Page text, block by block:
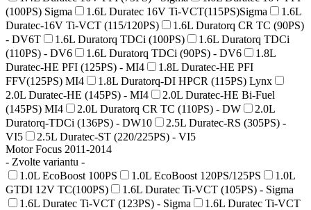
(100PS) Sigma
1.6L Duratec 16V Ti-VCT(115PS)Sigma
1.6L
Duratec-16V Ti-VCT (115/120PS)
1.6L Duratorq CR TC (90PS)
- DV6T
1.6L Duratorq TDCi (100PS)
1.6L Duratorq TDCi
(110PS) - DV6
1.6L Duratorq TDCi (90PS) - DV6
1.8L
Duratec-HE PFI (125PS) - MI4
1.8L Duratec-HE PFI
FFV(125PS) MI4
1.8L Duratorq-DI HPCR (115PS) Lynx
2.0L Duratec-HE (145PS) - MI4
2.0L Duratec-HE Bi-Fuel
(145PS) MI4
2.0L Duratorq CR TC (110PS) - DW
2.0L
Duratorq-TDCi (136PS) - DW10
2.5L Duratec-RS (305PS) -
VI5
2.5L Duratec-ST (220/225PS) - VI5
Motor Focus 2011-2014
- Zvolte variantu -
1.0L EcoBoost 100PS
1.0L EcoBoost 120PS/125PS
1.0L
GTDI 12V TC(100PS)
1.6L Duratec Ti-VCT (105PS) - Sigma
1.6L Duratec Ti-VCT (123PS) - Sigma
1.6L Duratec Ti-VCT